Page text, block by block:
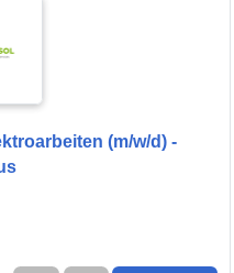
(m/w/d) -